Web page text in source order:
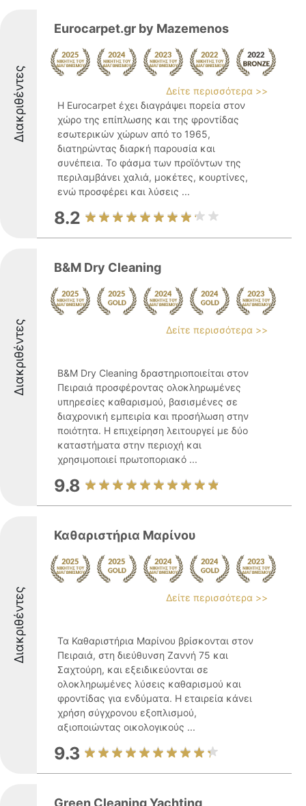
Διακριθέντες
Eurocarpet.gr by Mazemenos
Δείτε περισσότερα >>
Η Eurocarpet έχει διαγράψει πορεία στον
χώρο της επίπλωσης και της φροντίδας
εσωτερικών χώρων από το 1965,
διατηρώντας διαρκή παρουσία και
συνέπεια. Το φάσμα των προϊόντων της
περιλαμβάνει χαλιά, μοκέτες, κουρτίνες,
ενώ προσφέρει και λύσεις ...
8.2
Διακριθέντες
B&M Dry Cleaning
Δείτε περισσότερα >>
B&M Dry Cleaning δραστηριοποιείται στον
Πειραιά προσφέροντας ολοκληρωμένες
υπηρεσίες καθαρισμού, βασισμένες σε
διαχρονική εμπειρία και προσήλωση στην
ποιότητα. Η επιχείρηση λειτουργεί με δύο
καταστήματα στην περιοχή και
χρησιμοποιεί πρωτοποριακό ...
9.8
Διακριθέντες
Καθαριστήρια Μαρίνου
Δείτε περισσότερα >>
Τα Καθαριστήρια Μαρίνου βρίσκονται στον
Πειραιά, στη διεύθυνση Ζαννή 75 και
Σαχτούρη, και εξειδικεύονται σε
ολοκληρωμένες λύσεις καθαρισμού και
φροντίδας για ενδύματα. Η εταιρεία κάνει
χρήση σύγχρονου εξοπλισμού,
αξιοποιώντας οικολογικούς ...
9.3
Green Cleaning Yachting